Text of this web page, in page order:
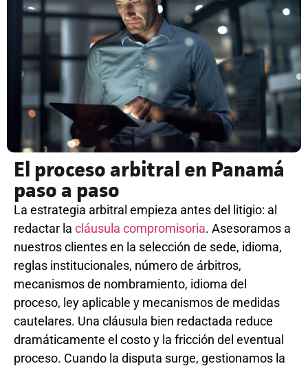
El proceso arbitral en Panamá
paso a paso
La estrategia arbitral empieza antes del litigio: al
redactar la cláusula compromisoria. Asesoramos a
nuestros clientes en la selección de sede, idioma,
reglas institucionales, número de árbitros,
mecanismos de nombramiento, idioma del
proceso, ley aplicable y mecanismos de medidas
cautelares. Una cláusula bien redactada reduce
dramáticamente el costo y la fricción del eventual
proceso. Cuando la disputa surge, gestionamos la